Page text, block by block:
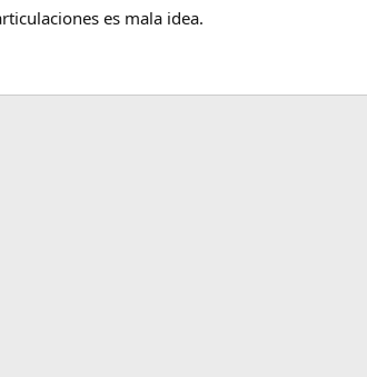
es mala idea.